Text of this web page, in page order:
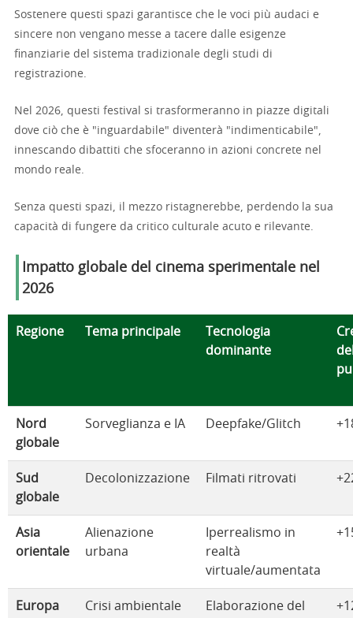
Sostenere questi spazi garantisce che le voci più audaci e
sincere non vengano messe a tacere dalle esigenze
finanziarie del sistema tradizionale degli studi di
registrazione.
Nel 2026, questi festival si trasformeranno in piazze digitali
dove ciò che è "inguardabile" diventerà "indimenticabile",
innescando dibattiti che sfoceranno in azioni concrete nel
mondo reale.
Senza questi spazi, il mezzo ristagnerebbe, perdendo la sua
capacità di fungere da critico culturale acuto e rilevante.
Impatto globale del cinema sperimentale nel
2026
Regione Tema principale
Tecnologia
dominante
Nord
globale
Sorveglianza e IA Deepfake/Glitch
Sud
globale
Decolonizzazione Filmati ritrovati
Asia
orientale
Alienazione
urbana
Iperrealismo in
realtà
virtuale/aumentata
Europa Crisi ambientale
Elaborazione del